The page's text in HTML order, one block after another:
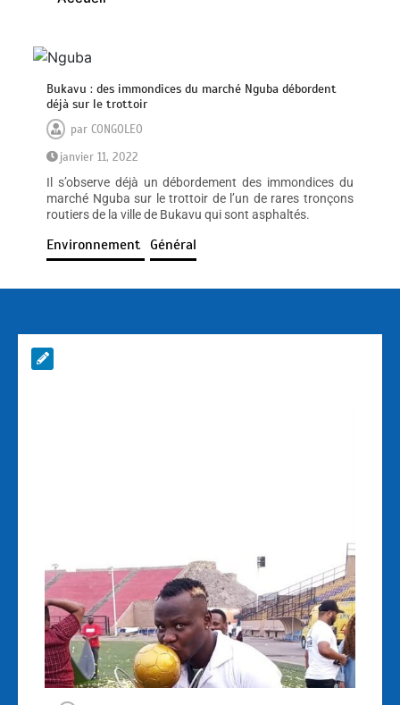
Bukavu : des immondices du marché Nguba débordent
déjà sur le trottoir
parCONGOLEO
janvier 11, 2022
Il s’observe déjà un débordement des immondices du
marché Nguba sur le trottoir de l’un de rares tronçons
routiers de la ville de Bukavu qui sont asphaltés.
Environnement Général